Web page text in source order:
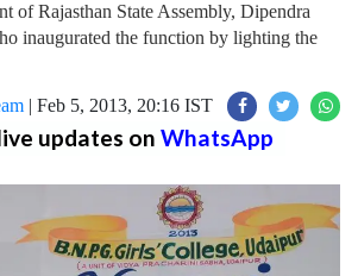
of Rajasthan State Assembly, Dipendra
inaugurated the function by lighting the
| Feb 5, 2013, 20:16 IST
updates on WhatsApp